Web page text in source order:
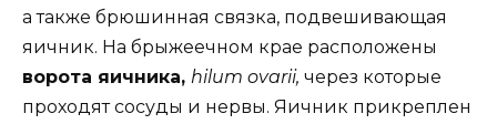
а также брюшинная связка, подвешивающая
яичник. На брыжеечном крае расположены
ворота яичника, hilum ovarii, через которые
проходят сосуды и нервы. Яичник прикреплен